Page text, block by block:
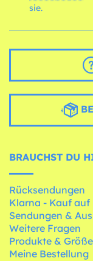
sie.
BRAUCHST DU
Rücksendungen
Klarna - Kauf auf
Sendungen &
Weitere Fragen
Produkte &
Meine Bestellung